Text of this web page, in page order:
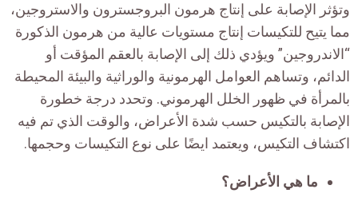
وتؤثر الإصابة على إنتاج هرمون البروجسترون والاستروجين،
مما يتيح للتكيسات إنتاج مستويات عالية من هرمون الذكورة
“الاندروجين” ويؤدي ذلك إلى الإصابة بالعقم المؤقت أو
الدائم، وتساهم العوامل الهرمونية والوراثية والبيئة المحيطة
بالمرأة في ظهور الخلل الهرموني. وتحدد درجة خطورة
الإصابة بالتكيس حسب شدة الأعراض، والوقت الذي تم فيه
اكتشاف التكيس، ويعتمد ايضًا على نوع التكيسات وحجمها.
ما هي الأعراض؟